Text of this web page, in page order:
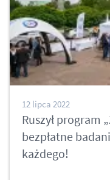
12 lipca 2022
Ruszył program
bezpłatne
każdego!